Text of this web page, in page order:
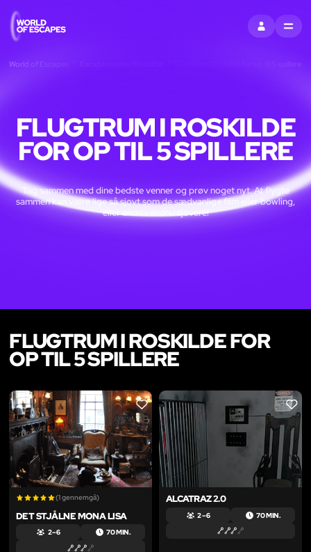
LOG INDMENU
World of Escapes Flugtrum i Roskilde for op til 5 spillere
FLUGTRUM I ROSKILDE
FOR OP TIL 5 SPILLERE
Tag sammen med dine bedste venner og prøv noget nyt. At flygte
sammen kan være lige så sjovt som de sædvanlige film eller bowling,
eller endda endnu sjovere!
FLUGTRUM I ROSKILDE FOR
OP TIL 5 SPILLERE
LIKE
(1 gennemgå)
DET STJÅLNE MONA LISA
2 – 6 70 MIN.
LIKE
ALCATRAZ 2.0
2 – 6 70 MIN.